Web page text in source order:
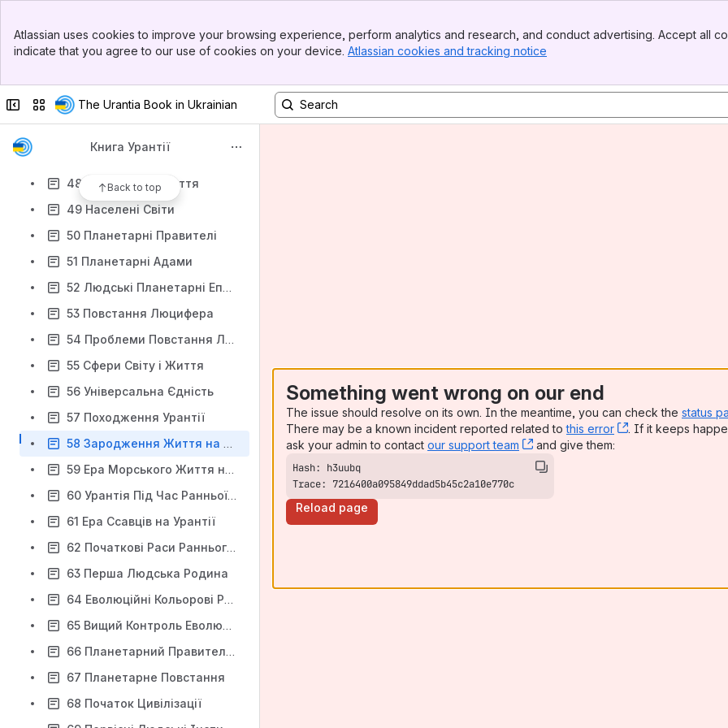
Top Bar
Sidebar
Atlassian uses cookies to improve your browsing experience, perform analytics and research, and conduct advertising. Accept all
indicate that you agree to our use of cookies on your device. Atlassian cookies and tracking notice
Collapse sidebar
Switch sites or apps
The Urantia Book in Ukrainian
Книга Урантії
Back to top
42 Енергія — Розум і Матерія
43 Сузір'я
45 Адміністрація Локальної Системи
47 Сім Осельних Світів
48 Моронтійне Життя
49 Населені Світи
50 Планетарні Правителі
51 Планетарні Адами
52 Людські Планетарні Епохи
53 Повстання Люцифера
54 Проблеми Повстання Люцифера
55 Сфери Світу і Життя
56 Універсальна Єдність
57 Походження Урантії
58 Зародження Життя на Урантії
59 Ера Морського Життя на Урантії
60 Урантія Під Час Ранньої Ери Суходільного Життя
61 Ера Ссавців на Урантії
62 Початкові Раси Раннього Людства
63 Перша Людська Родина
64 Еволюційні Кольорові Раси
65 Вищий Контроль Еволюції
66 Планетарний Правитель Урантії
67 Планетарне Повстання
68 Початок Цивілізації
Something went wrong on our end
The issue should resolve on its own. In the meantime, you can check the status
There may be a known incident reported related tothis error , (opens new
. If it keeps
ask your admin to contact our support team , (opens new window)
and give them:
Trace: 7216400a095849ddad5b45c2a10e770c
Reload page